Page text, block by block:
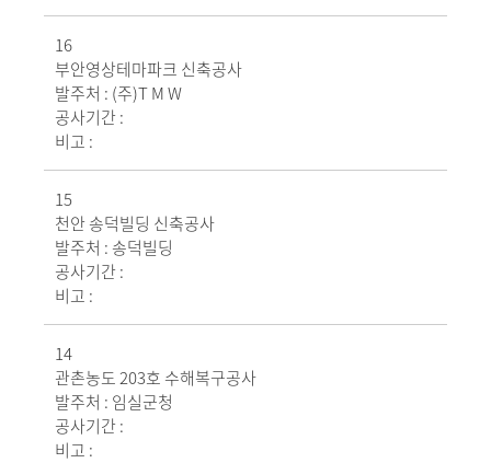
16
부안영상테마파크 신축공사
발주처 : (주)T M W
공사기간 :
비고 :
15
천안 송덕빌딩 신축공사
발주처 :송덕빌딩
공사기간 :
비고 :
14
관촌농도 203호 수해복구공사
발주처 : 임실군청
공사기간 :
비고 :